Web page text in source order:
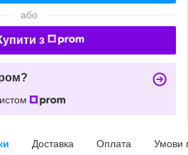
або
з
Доставка Оплата Умови